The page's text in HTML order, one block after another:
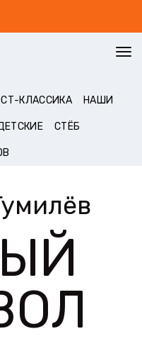
КЛАССИКА НАШИ
СТЁБ